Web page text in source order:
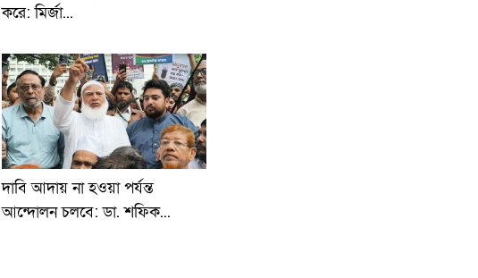
করে: মির্জা...
দাবি আদায় না হওয়া পর্যন্ত
আন্দোলন চলবে: ডা. শফিক...